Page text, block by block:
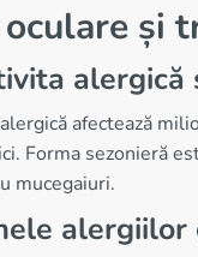
și
alergică
afectează
Forma sezonieră
mucegaiuri.
alergiilor